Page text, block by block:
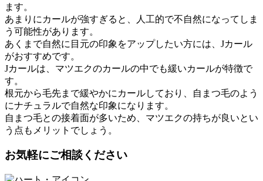
ます。
あまりにカールが強すぎると、人工的で不自然になってしま
う可能性があります。
あくまで自然に目元の印象をアップしたい方には、Jカール
がおすすめです。
Jカールは、マツエクのカールの中でも緩いカールが特徴で
す。
根元から毛先まで緩やかにカールしており、自まつ毛のよう
にナチュラルで自然な印象になります。
自まつ毛との接着面が多いため、マツエクの持ちが良いとい
う点もメリットでしょう。
お気軽にご相談ください